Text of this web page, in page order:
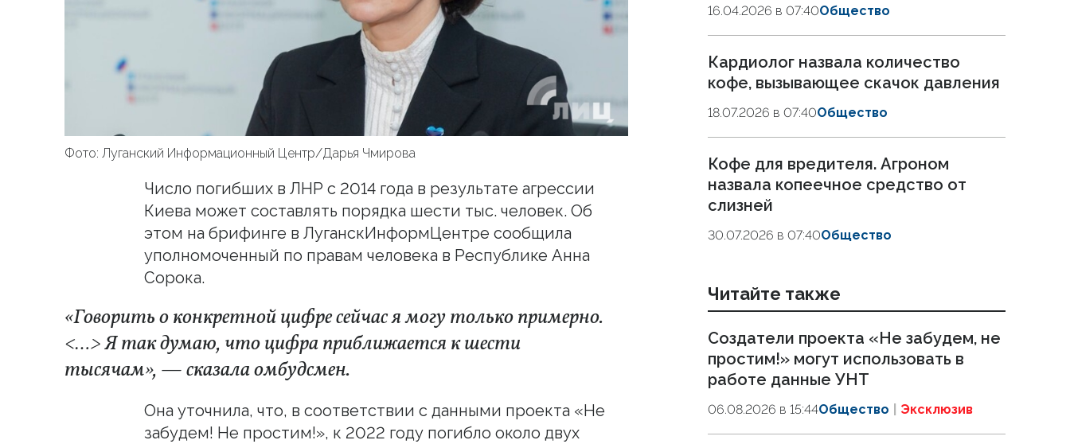
Фото: Луганский Информационный Центр/Дарья Чмирова
Число погибших в ЛНР с 2014 года в результате агрессии
Киева может составлять порядка шести тыс. человек. Об
этом на брифинге в ЛуганскИнформЦентре сообщила
уполномоченный по правам человека в Республике Анна
Сорока.
«Говорить о конкретной цифре сейчас я могу только примерно.
<…> Я так думаю, что цифра приближается к шести
тысячам», — сказала омбудсмен.
Она уточнила, что, в соответствии с данными проекта «Не
забудем! Не простим!», к 2022 году погибло около двух
16.04.2026 в 07:40Общество
Кардиолог назвала количество
кофе, вызывающее скачок давления
18.07.2026 в 07:40Общество
Кофе для вредителя. Агроном
назвала копеечное средство от
слизней
30.07.2026 в 07:40Общество
Читайте также
Создатели проекта «Не забудем, не
простим!» могут использовать в
работе данные УНТ
06.08.2026 в 15:44Общество Эксклюзив